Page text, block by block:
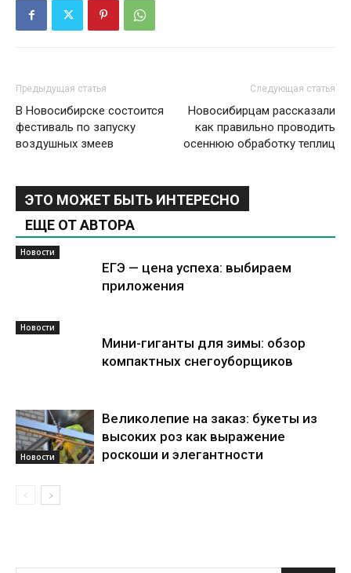
Предыдущая статья
В Новосибирске состоится
фестиваль по запуску
воздушных змеев
Следующая статья
Новосибирцам рассказали
как правильно проводить
осеннюю обработку теплиц
ЭТО МОЖЕТ БЫТЬ ИНТЕРЕСНО
ЕЩЕ ОТ АВТОРА
Новости
ЕГЭ — цена успеха: выбираем
приложения
Новости
Мини-гиганты для зимы: обзор
компактных снегоуборщиков
Новости
Великолепие на заказ: букеты из
высоких роз как выражение
роскоши и элегантности